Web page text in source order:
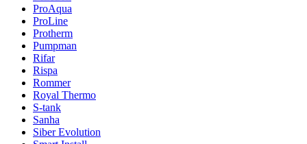
ProAqua
ProLine
Protherm
Pumpman
Rifar
Rispa
Rommer
Royal Thermo
S-tank
Sanha
Siber Evolution